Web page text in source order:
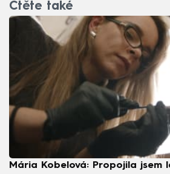
Čtěte také
Mária Kobelová: Propojila jsem